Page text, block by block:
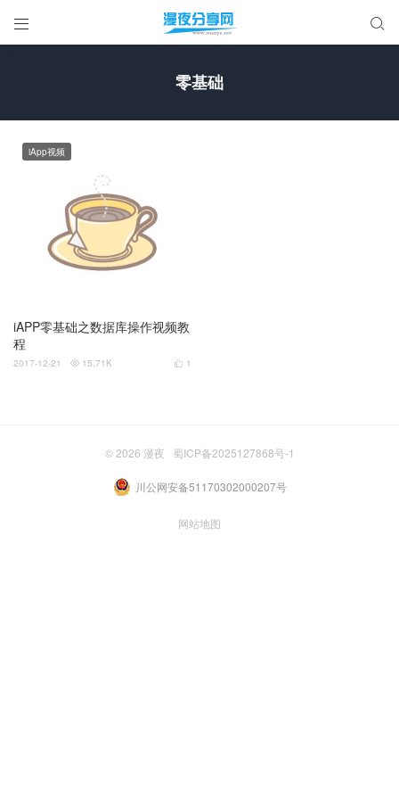
 
零基础
iAPP零基础之数据库操作视频教
程
iApp视频
 1
2017-12-21  15.71K
© 2026 漫夜 蜀ICP备2025127868号-1
川公网安备51170302000207号
网站地图